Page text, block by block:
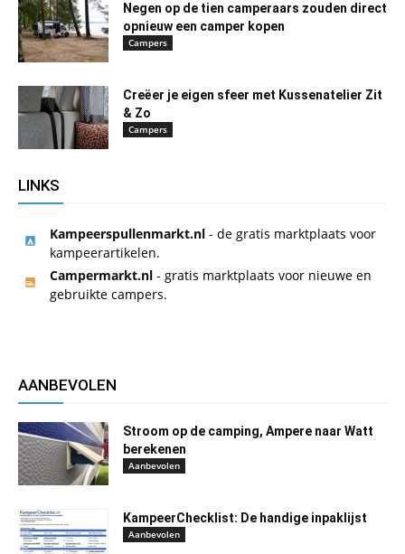
Negen op de tien camperaars zouden direct
opnieuw een camper kopen
Campers
Creëer je eigen sfeer met Kussenatelier Zit
& Zo
Campers
LINKS
Kampeerspullenmarkt.nl - de gratis marktplaats voor
kampeerartikelen.
Campermarkt.nl - gratis marktplaats voor nieuwe en
gebruikte campers.
AANBEVOLEN
Stroom op de camping, Ampere naar Watt
berekenen
Aanbevolen
KampeerChecklist: De handige inpaklijst
Aanbevolen